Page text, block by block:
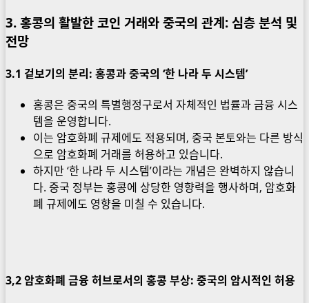
3. 홍콩의 활발한 코인 거래와 중국의 관계: 심층 분석 및
전망
3.1 겉보기의 분리: 홍콩과 중국의 ‘한 나라 두 시스템’
홍콩은 중국의 특별행정구로서 자체적인 법률과 금융 시스
템을 운영합니다.
이는 암호화폐 규제에도 적용되며, 중국 본토와는 다른 방식
으로 암호화폐 거래를 허용하고 있습니다.
하지만 ‘한 나라 두 시스템’이라는 개념은 완벽하지 않습니
다. 중국 정부는 홍콩에 상당한 영향력을 행사하며, 암호화
폐 규제에도 영향을 미칠 수 있습니다.
3,2 암호화폐 금융 허브로서의 홍콩 부상: 중국의 암시적인 허용